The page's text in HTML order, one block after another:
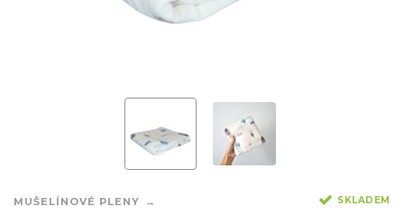
MUŠELÍNOVÉ PLENY
SKLADEM